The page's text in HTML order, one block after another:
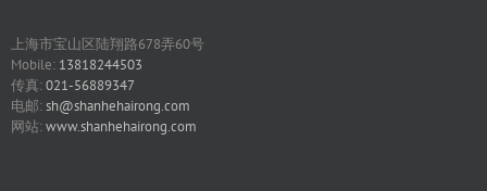
上海市宝山区陆翔路678弄60号
Mobile: 13818244503
传真:021-56889347
电邮:sh@shanhehairong.com
网站:www.shanhehairong.com